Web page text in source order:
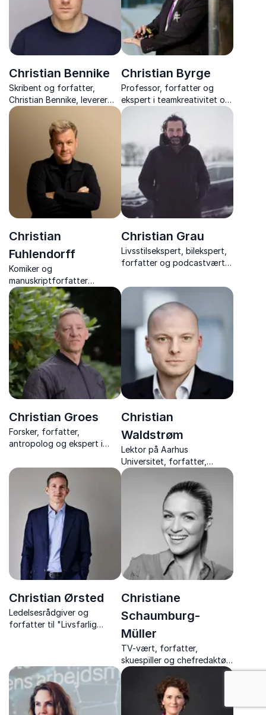
Christian Bennike
Skribent og forfatter,
Christian Bennike, leverer
tankevækkende og
underholdende foredrag,
der sætter 30 års kultur og
politik i perspektiv.
Christian Byrge
Professor, forfatter og
ekspert i teamkreativitet og
AI-støttet innovation
Christian
Fuhlendorff
Komiker og
manuskriptforfatter
Christian Fuhlendorff
kombinerer humor,
personlige historier og
skarpe indsigter i sine
foredrag, der altid rammer
publikum.
Christian Grau
Livsstilsekspert, bilekspert,
forfatter og podcastvært,
humoristiske foredrag om
biler, livsstil og trends.
Christian Groes
Forsker, forfatter,
antropolog og ekspert i
neurodiversitet.
Christian
Waldstrøm
Lektor på Aarhus
Universitet, forfatter,
konsulent og ekspert i
samarbejde, vidensdeling og
Christian Ørsted
Ledelsesrådgiver og
forfatter til "Livsfarlig
for ledelse og psykologisk
tryghed.
Christiane
Schaumburg-
Müller
TV-vært, forfatter,
skuespiller og chefredaktør
Christiane Schaumburg-
Müller inspirerer med
foredrag om karriere, livsstil
og personlige drømme